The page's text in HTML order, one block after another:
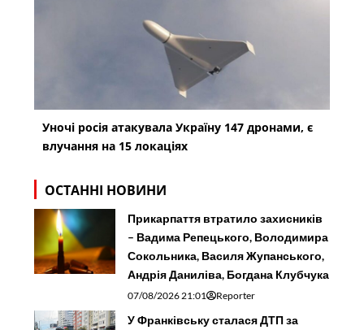
Уночі росія атакувала Україну 147 дронами, є
влучання на 15 локаціях
ОСТАННІ НОВИНИ
Прикарпаття втратило захисників
– Вадима Репецького, Володимира
Сокольника, Василя Жупанського,
Андрія Даниліва, Богдана Клубчука
07/08/2026 21:01 Reporter
У Франківську сталася ДТП за